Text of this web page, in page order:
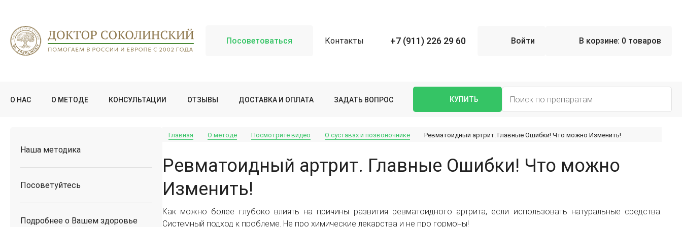
Посоветоваться Контакты +7 (911) 226 29 60 Войти В корзине: 0 товаров
О НАС О МЕТОДЕ КОНСУЛЬТАЦИИ ОТЗЫВЫ ДОСТАВКА И ОПЛАТА ЗАДАТЬ ВОПРОС КУПИТЬ
Наша методика
Посоветуйтесь
Подробнее о Вашем здоровье
Главная О методе Посмотрите видео О суставах и позвоночнике Ревматоидный артрит. Главные Ошибки! Что можно Изменить!
Ревматоидный артрит. Главные Ошибки! Что можно
Изменить!
Как можно более глубоко влиять на причины развития ревматоидного артрита, если использовать натуральные средства.
Системный подход к проблеме. Не про химические лекарства и не про гормоны!